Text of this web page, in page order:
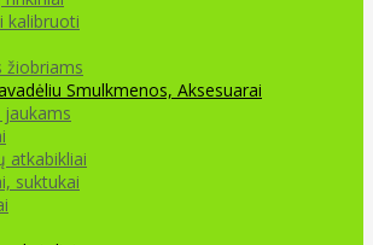
kalibruoti
žiobriams
Smulkmenos, Aksesuarai
jaukams
atkabikliai
suktukai